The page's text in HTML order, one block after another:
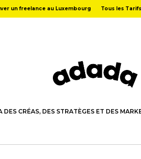
un freelance au Luxembourg Tous les
DES CRÉAS, DES STRATÈGES ET DES